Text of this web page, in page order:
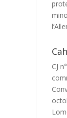
CJ